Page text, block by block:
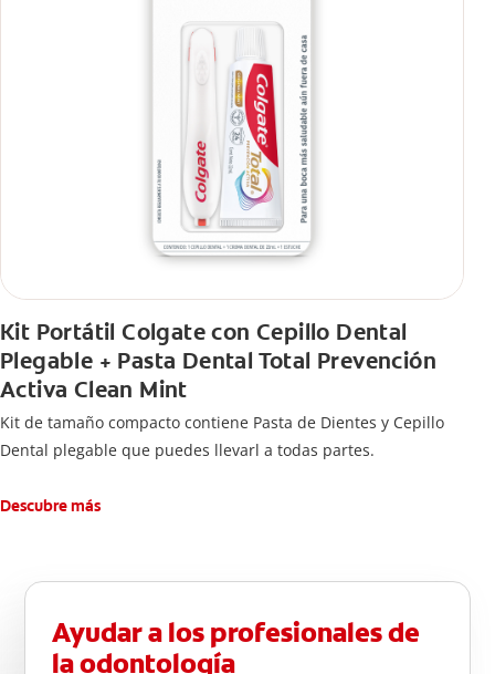
Kit Portátil Colgate con Cepillo Dental
Plegable + Pasta Dental Total Prevención
Activa Clean Mint
Kit de tamaño compacto contiene Pasta de Dientes y Cepillo
Dental plegable que puedes llevarl a todas partes.
Descubre más
Ayudar a los profesionales de
la odontología